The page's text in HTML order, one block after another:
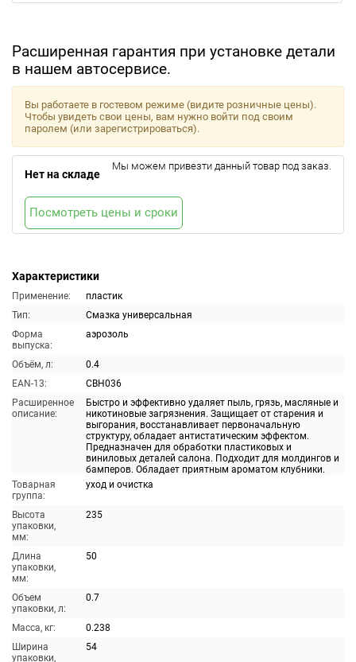
Расширенная гарантия при установке детали
в нашем автосервисе.
Характеристики
Применение:
пластик
Тип:
Смазка универсальная
Форма
выпуска:
аэрозоль
Объём, л:
0.4
EAN-13:
CBH036
Расширенное
описание:
Быстро и эффективно удаляет пыль, грязь, масляные и
никотиновые загрязнения. Защищает от старения и
выгорания, восстанавливает первоначальную
структуру, обладает антистатическим эффектом.
Предназначен для обработки пластиковых и
виниловых деталей салона. Подходит для молдингов и
бамперов. Обладает приятным ароматом клубники.
Товарная
группа:
уход и очистка
Высота
упаковки,
мм:
235
Длина
упаковки,
мм:
50
Объем
упаковки, л:
0.7
Масса, кг:
0.238
Ширина
упаковки,
54
Вы работаете в гостевом режиме (видите розничные цены).
Чтобы увидеть свои цены, вам нужно войти под своим
паролем (или зарегистрироваться).
Нет на складе
Мы можем привезти данный товар под заказ.
Посмотреть цены и сроки